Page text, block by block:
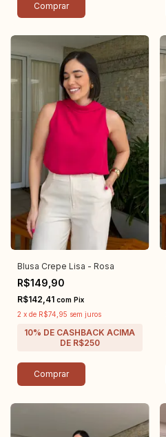
Comprar
Blusa Crepe Lisa - Rosa
R$149,90
R$142,41 com Pix
2 x de R$74,95 sem juros
Comprar